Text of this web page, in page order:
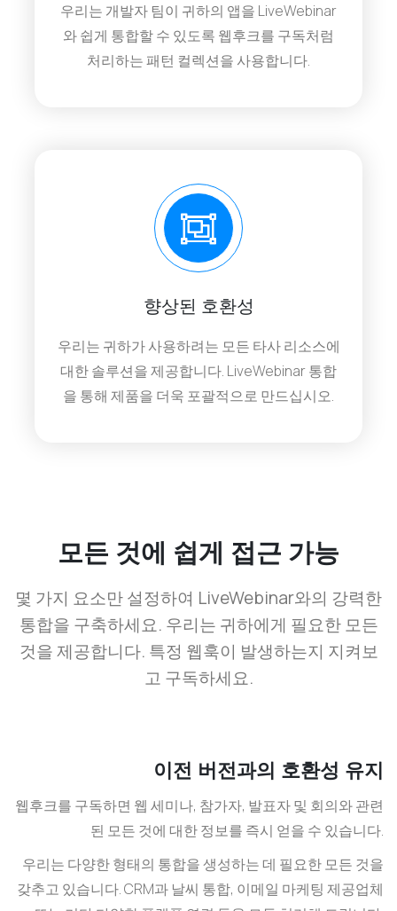
우리는 개발자 팀이 귀하의 앱을 LiveWebinar
와 쉽게 통합할 수 있도록 웹후크를 구독처럼
처리하는 패턴 컬렉션을 사용합니다.
향상된 호환성
우리는 귀하가 사용하려는 모든 타사 리소스에
대한 솔루션을 제공합니다. LiveWebinar 통합
을 통해 제품을 더욱 포괄적으로 만드십시오.
모든 것에 쉽게 접근 가능
몇 가지 요소만 설정하여 LiveWebinar와의 강력한
통합을 구축하세요. 우리는 귀하에게 필요한 모든
것을 제공합니다. 특정 웹훅이 발생하는지 지켜보
고 구독하세요.
이전 버전과의 호환성 유지
웹후크를 구독하면 웹 세미나, 참가자, 발표자 및 회의와 관련
된 모든 것에 대한 정보를 즉시 얻을 수 있습니다.
우리는 다양한 형태의 통합을 생성하는 데 필요한 모든 것을
갖추고 있습니다. CRM과 날씨 통합, 이메일 마케팅 제공업체